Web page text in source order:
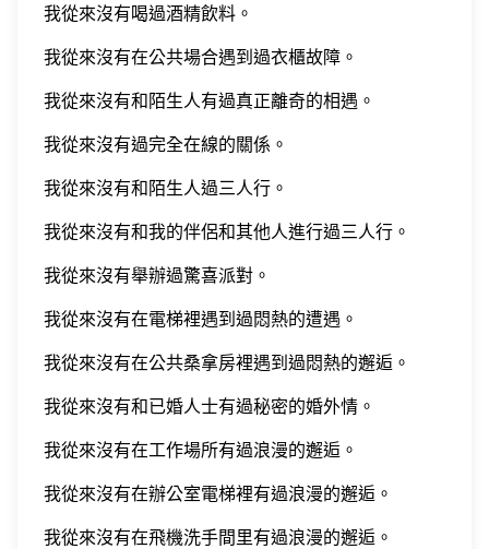
我從來沒有喝過酒精飲料。
我從來沒有在公共場合遇到過衣櫃故障。
我從來沒有和陌生人有過真正離奇的相遇。
我從來沒有過完全在線的關係。
我從來沒有和陌生人過三人行。
我從來沒有和我的伴侶和其他人進行過三人行。
我從來沒有舉辦過驚喜派對。
我從來沒有在電梯裡遇到過悶熱的遭遇。
我從來沒有在公共桑拿房裡遇到過悶熱的邂逅。
我從來沒有和已婚人士有過秘密的婚外情。
我從來沒有在工作場所有過浪漫的邂逅。
我從來沒有在辦公室電梯裡有過浪漫的邂逅。
我從來沒有在飛機洗手間里有過浪漫的邂逅。